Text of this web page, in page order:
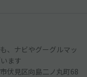
、ナビやグーグルマッ
ます
伏見区向島二ノ丸町68